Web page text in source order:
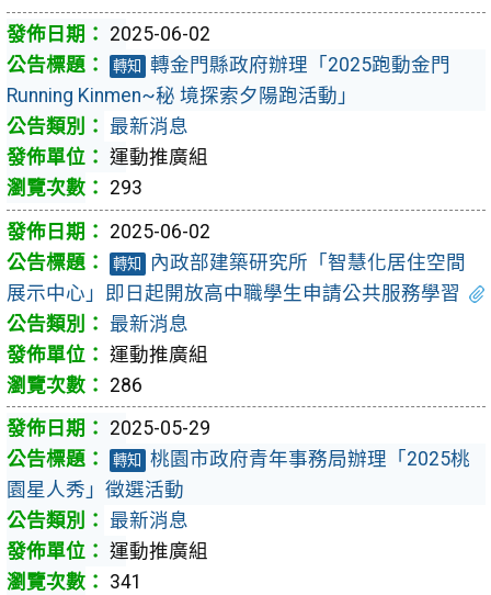
2025-06-02
轉知
轉金門縣政府辦理「2025跑動金門
Running Kinmen~秘 境探索夕陽跑活動」
最新消息
運動推廣組
293
2025-06-02
轉知
內政部建築研究所「智慧化居住空間
展示中心」即日起開放高中職學生申請公共服務學習
最新消息
運動推廣組
286
2025-05-29
轉知
桃園市政府青年事務局辦理「2025桃
園星人秀」徵選活動
最新消息
運動推廣組
341